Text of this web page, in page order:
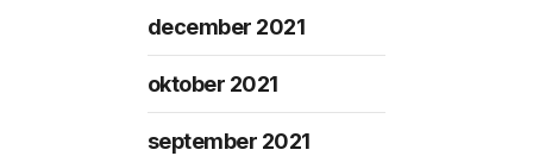
december 2021
oktober 2021
september 2021